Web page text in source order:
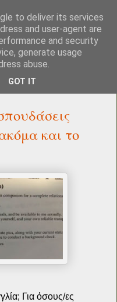
και το
Για όσους/ες
to deliver its services
and user-agent are
and security
generate usage
abuse.
GOT IT